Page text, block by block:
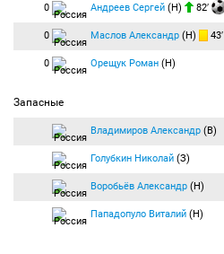
0 Андреев Сергей (Н) 82′
0 Маслов Александр (Н) 43′
0 Орещук Роман (Н)
Запасные
Владимиров Александр (В)
Голубкин Николай (З)
Воробьёв Александр (Н)
Пападопуло Виталий (Н)